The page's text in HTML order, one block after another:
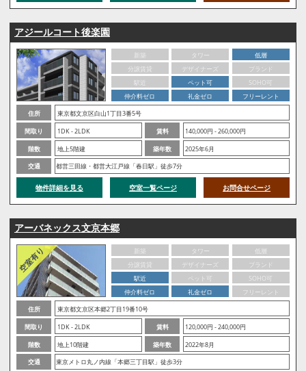
アジールコート後楽園
新築 タワー
低層
分譲賃貸
デザイナーズ
ブランド
駅近
ペット可
SOHO可
仲介料ゼロ
礼金ゼロ
フリーレント
住所
東京都文京区白山1丁目3番5号
間取り
1DK - 2LDK 賃料
140,000円 - 260,000円
階数
地上5階建 築年数
2025年6月
交通
都営三田線・都営大江戸線「春日駅」徒歩7分
物件詳細を見る 空室一覧ページ お問合せページ
アーバネックス文京本郷
新築 タワー
低層
分譲賃貸
デザイナーズ
ブランド
駅近
ペット可
SOHO可
仲介料ゼロ
礼金ゼロ
フリーレント
住所
東京都文京区本郷2丁目19番10号
間取り
1DK - 2LDK 賃料
120,000円 - 240,000円
階数
地上10階建 築年数
2022年8月
交通
東京メトロ丸ノ内線「本郷三丁目駅」徒歩3分